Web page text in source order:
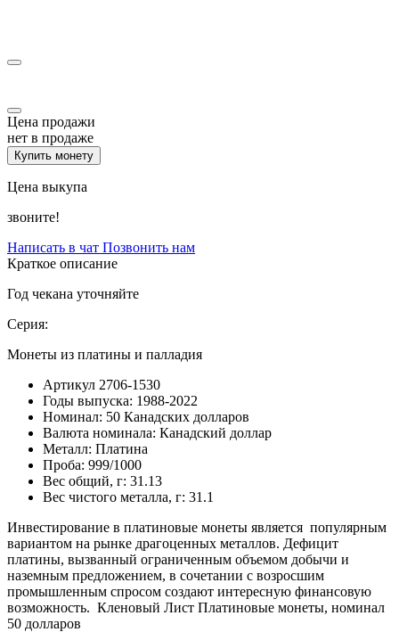
Цена продажи
нет в продаже
Купить монету
Цена выкупа
звоните!
Написать в чат Позвонить нам
Краткое описание
Год чекана уточняйте
Серия:
Монеты из платины и палладия
Артикул 2706-1530
Годы выпуска: 1988-2022
Номинал: 50 Канадских долларов
Валюта номинала: Канадский доллар
Металл: Платина
Проба: 999/1000
Вес общий, г: 31.13
Вес чистого металла, г: 31.1
Инвестирование в платиновые монеты является популярным
вариантом на рынке драгоценных металлов. Дефицит
платины, вызванный ограниченным объемом добычи и
наземным предложением, в сочетании с возросшим
промышленным спросом создают интересную финансовую
возможность. Кленовый Лист Платиновые монеты, номинал
50 долларов